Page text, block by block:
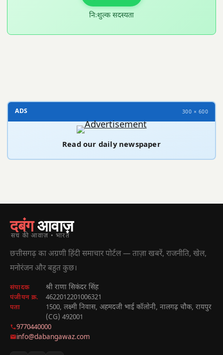
निःशुल्क सदस्यता
ADS 300 × 600
Read our daily newspaper
दबंगआवाज़
सच की आवाज़ • भारत
छत्तीसगढ़ का अग्रणी हिंदी समाचार पोर्टल — ताज़ा खबरें, राजनीति, खेल,
मनोरंजन और बहुत कुछ।
संपादक श्री राणा सिकंदर सिंह
पंजीयन क्र. 4622012201006321
पता
1500, लक्ष्मी निवास, अहमदजी भाई कॉलोनी, नालगढ़ चौक, रायपुर
(CG) 492001
9770440000
info@dabangawaz.com